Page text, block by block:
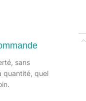
sans
quantité, quel
des grandes surfaces
Métal Chromé.
pour balai ciseau.